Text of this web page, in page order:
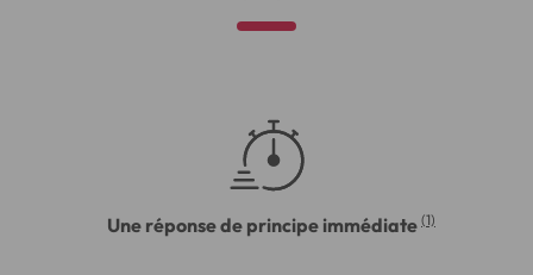
Une réponse de principe immédiate (1)